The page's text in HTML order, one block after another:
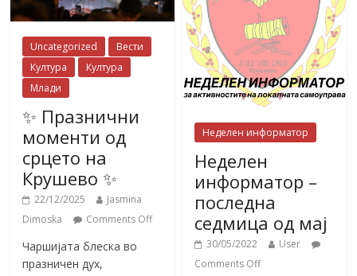
Uncategorized
Вести
Култура
Култура
Млади
✨ Празнични
моменти од
срцето на
Крушево ✨
22/12/2025
Jasmina
Dimoska
Comments Off
Чаршијата блеска во
празничен дух,
Неделен информатор
Неделен
информатор –
последна
седмица од мај
30/05/2022
User
Comments Off